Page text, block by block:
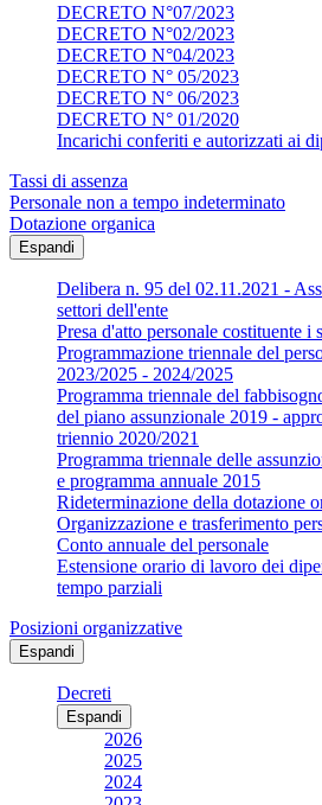
DECRETO N°07/2023
DECRETO N°02/2023
DECRETO N°04/2023
DECRETO N° 05/2023
DECRETO N° 06/2023
DECRETO N° 01/2020
Incarichi conferiti e autorizzati ai
Tassi di assenza
Personale non a tempo indeterminato
Dotazione organica
Espandi
Delibera n. 95 del 02.11.2021 -
settori dell'ente
Presa d'atto personale costituente i
Programmazione triennale del
2023/2025 - 2024/2025
Programma triennale del
del piano assunzionale 2019 -
triennio 2020/2021
Programma triennale delle
e programma annuale 2015
Rideterminazione della dotazione
Organizzazione e trasferimento
Conto annuale del personale
Estensione orario di lavoro dei
tempo parziali
Posizioni organizzative
Espandi
Decreti
Espandi
2026
2025
2024